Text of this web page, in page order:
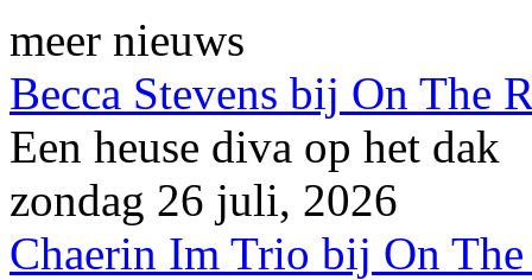
meer nieuws
Becca Stevens bij On The
Een heuse diva op het dak
zondag 26 juli, 2026
Chaerin Im Trio bij On